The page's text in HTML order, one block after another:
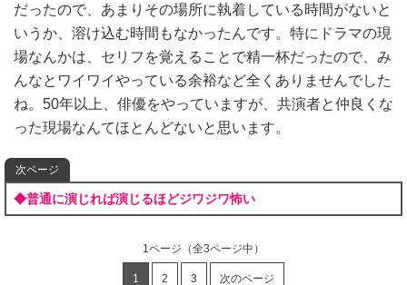
だったので、あまりその場所に執着している時間がないと
いうか、溶け込む時間もなかったんです。特にドラマの現
場なんかは、セリフを覚えることで精一杯だったので、み
んなとワイワイやっている余裕など全くありませんでした
ね。50年以上、俳優をやっていますが、共演者と仲良くな
った現場なんてほとんどないと思います。
次ページ
◆普通に演じれば演じるほどジワジワ怖い
1ページ （全3ページ中）
1 2 3 次のページ